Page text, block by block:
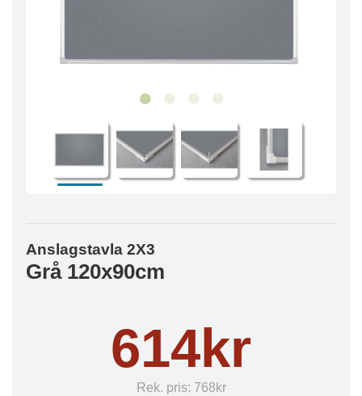
Anslagstavla 2X3
Grå 120x90cm
614kr
Rek. pris: 768kr